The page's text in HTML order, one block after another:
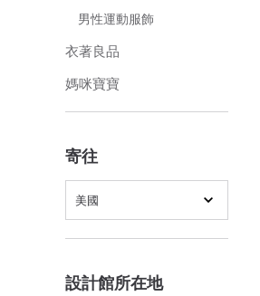
男性運動服飾
衣著良品
媽咪寶寶
寄往
美國
設計館所在地